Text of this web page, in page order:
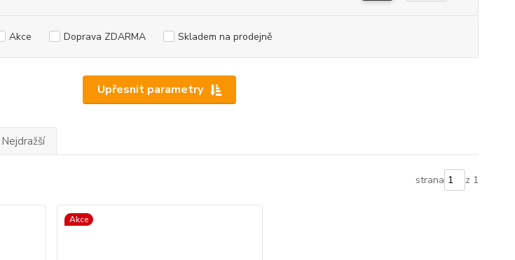
Upřesnit parametry
Akce Doprava ZDARMA Skladem na prodejně
Nejdražší
strana z 1
Akce